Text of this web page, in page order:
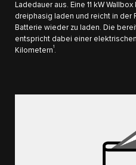
Ladedauer aus. Eine 11 kW
dreiphasig laden und reicht in der
Batterie wieder zu laden. Die
entspricht dabei einer
Kilometern1.